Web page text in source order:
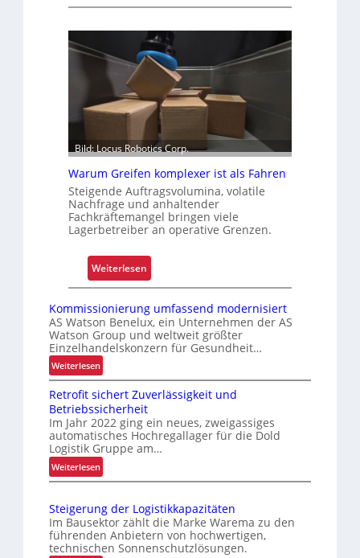
e
c
e
l
V
r
b
s
e
r
t
e
s
K
u
d
e
n
e
r
l
n
i
s
Bild: Locus Robotics Corp.
Warum Greifen komplexer ist als Fahren
Steigende Auftragsvolumina, volatile
Nachfrage und anhaltender
Fachkräftemangel bringen viele
Lagerbetreiber an operative Grenzen.
Weiterlesen:
W
r
u
m
r
e
i
f
e
k
o
m
p
l
Kommissionierung umfassend modernisiert
AS Watson Benelux, ein Unternehmen der AS
Watson Group und weltweit größter
Einzelhandelskonzern für Gesundheit…
Weiterlesen:
K
o
m
m
i
s
s
n
i
e
Retrofit sichert Zuverlässigkeit und
Betriebssicherheit
Im Jahr 2022 ging ein neues, zweigassiges
automatisches Hochregallager für die Dold
Logistik Gruppe am…
Weiterlesen:
R
t
r
o
Steigerung der Logistikkapazitäten
Im Bausektor zählt die Marke Warema zu den
führenden Anbietern von hochwertigen,
technischen Sonnenschutzlösungen.